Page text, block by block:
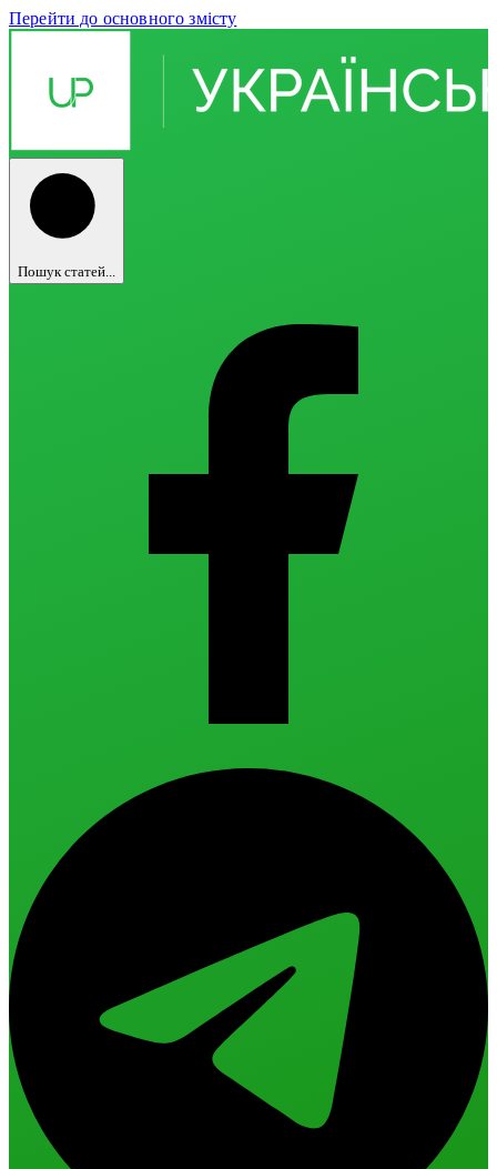
Перейти до основного змісту
Пошук статей...